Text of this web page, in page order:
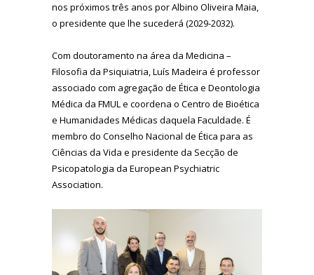
nos próximos três anos por Albino Oliveira Maia,
o presidente que lhe sucederá (2029-2032).
Com doutoramento na área da Medicina –
Filosofia da Psiquiatria, Luís Madeira é professor
associado com agregação de Ética e Deontologia
Médica da FMUL e coordena o Centro de Bioética
e Humanidades Médicas daquela Faculdade. É
membro do Conselho Nacional de Ética para as
Ciências da Vida e presidente da Secção de
Psicopatologia da European Psychiatric
Association.